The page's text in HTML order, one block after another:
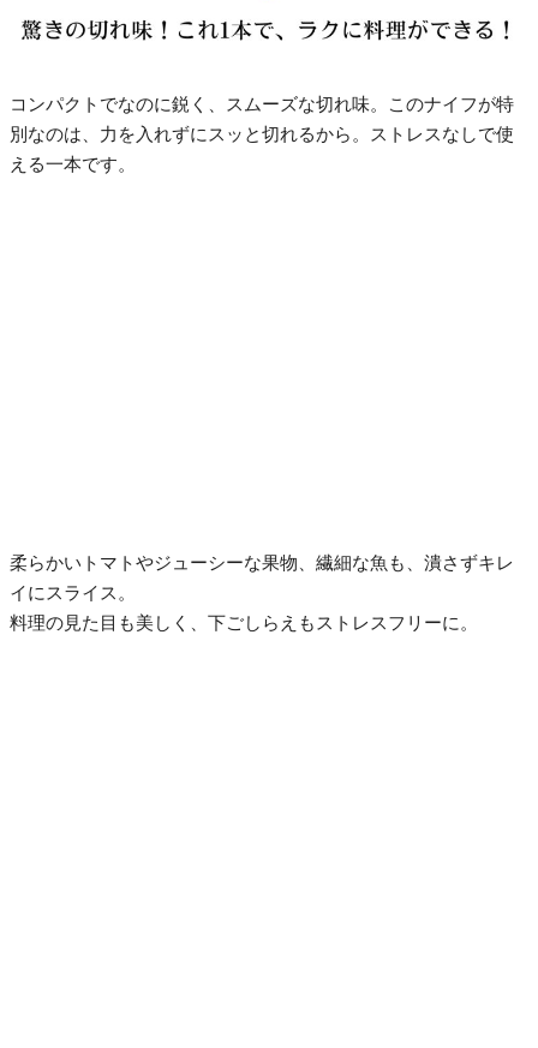
コンパクトでなのに鋭く、スムーズな切れ味。このナイフが特
別なのは、力を入れずにスッと切れるから。ストレスなしで使
える一本です。
柔らかいトマトやジューシーな果物、繊細な魚も、潰さずキレ
イにスライス。
料理の見た目も美しく、下ごしらえもストレスフリーに。